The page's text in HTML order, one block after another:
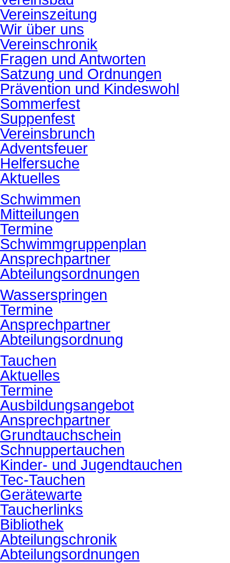
Vereinszeitung
Wir über uns
Vereinschronik
Fragen und Antworten
Satzung und Ordnungen
Prävention und Kindeswohl
Sommerfest
Suppenfest
Vereinsbrunch
Adventsfeuer
Helfersuche
Aktuelles
Schwimmen
Mitteilungen
Termine
Schwimmgruppenplan
Ansprechpartner
Abteilungsordnungen
Wasserspringen
Termine
Ansprechpartner
Abteilungsordnung
Tauchen
Aktuelles
Termine
Ausbildungsangebot
Ansprechpartner
Grundtauchschein
Schnuppertauchen
Kinder- und Jugendtauchen
Tec-Tauchen
Gerätewarte
Taucherlinks
Bibliothek
Abteilungschronik
Abteilungsordnungen